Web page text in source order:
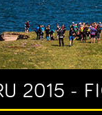
2015 -